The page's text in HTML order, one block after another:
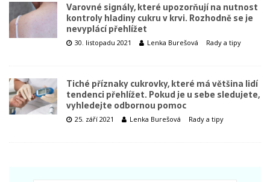
Varovné signály, které upozorňují na nutnost
kontroly hladiny cukru v krvi. Rozhodně se je
nevyplácí přehlížet
30. listopadu 2021 Lenka Burešová Rady a tipy
Tiché příznaky cukrovky, které má většina lidí
tendenci přehlížet. Pokud je u sebe sledujete,
vyhledejte odbornou pomoc
25. září 2021 Lenka Burešová Rady a tipy